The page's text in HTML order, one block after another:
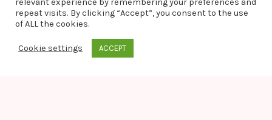
© 2026 Ladies Bodyfashion. hosted by:
relevant experience by remembering your preferences and
repeat visits. By clicking “Accept”, you consent to the use
of ALL the cookies.
Cookie settings ACCEPT